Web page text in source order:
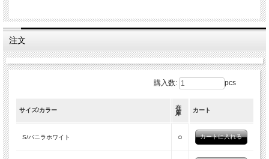
注文
購入数: pcs
サイズ/カラー
在
庫
カート
S/バニラホワイト ○